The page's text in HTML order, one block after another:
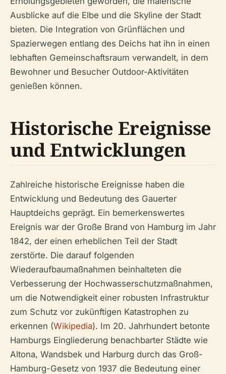
Ausblicke auf die Elbe und die Skyline der Stadt
bieten. Die Integration von Grünflächen und
Spazierwegen entlang des Deichs hat ihn in einen
lebhaften Gemeinschaftsraum verwandelt, in dem
Bewohner und Besucher Outdoor-Aktivitäten
genießen können.
Historische Ereignisse
und Entwicklungen
Zahlreiche historische Ereignisse haben die
Entwicklung und Bedeutung des Gauerter
Hauptdeichs geprägt. Ein bemerkenswertes
Ereignis war der Große Brand von Hamburg im Jahr
1842, der einen erheblichen Teil der Stadt
zerstörte. Die darauf folgenden
Wiederaufbaumaßnahmen beinhalteten die
Verbesserung der Hochwasserschutzmaßnahmen,
um die Notwendigkeit einer robusten Infrastruktur
zum Schutz vor zukünftigen Katastrophen zu
erkennen (Wikipedia). Im 20. Jahrhundert betonte
Hamburgs Eingliederung benachbarter Städte wie
Altona, Wandsbek und Harburg durch das Groß-
Hamburg-Gesetz von 1937 die Bedeutung einer